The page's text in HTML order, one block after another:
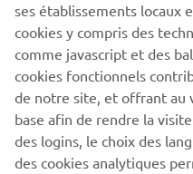
Retrouvez toutes les
Et découvrez vos
préférée ici!
ses établissements locaux
cookies y compris des
comme javascript et des
cookies fonctionnels
de notre site, et offrant au
base afin de rendre la
des logins, le choix des
des cookies analytiques